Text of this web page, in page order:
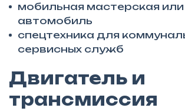
мобильная мастерская
автомобиль
спецтехника для
сервисных служб
Двигатель и
трансмиссия